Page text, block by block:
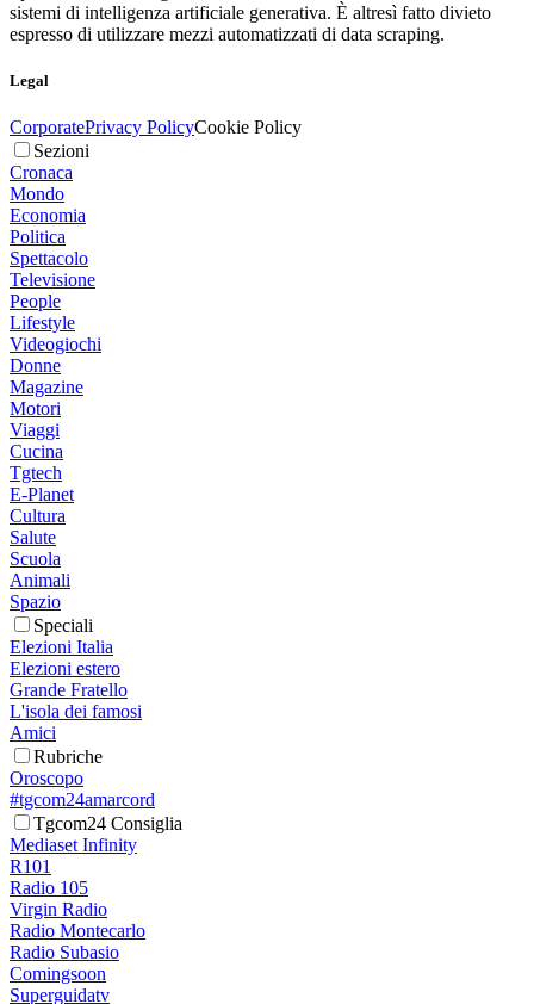
sistemi di intelligenza artificiale generativa. È altresì fatto divieto
espresso di utilizzare mezzi automatizzati di data scraping.
Legal
CorporatePrivacy PolicyCookie Policy
Sezioni
Cronaca
Mondo
Economia
Politica
Spettacolo
Televisione
People
Lifestyle
Videogiochi
Donne
Magazine
Motori
Viaggi
Cucina
Tgtech
E-Planet
Cultura
Salute
Scuola
Animali
Spazio
Speciali
Elezioni Italia
Elezioni estero
Grande Fratello
L'isola dei famosi
Amici
Rubriche
Oroscopo
#tgcom24amarcord
Tgcom24 Consiglia
Mediaset Infinity
R101
Radio 105
Virgin Radio
Radio Montecarlo
Radio Subasio
Comingsoon
Superguidatv